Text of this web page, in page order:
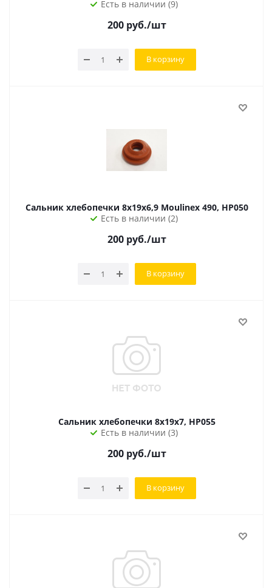
Есть в наличии (9)
200руб./шт
В корзину
Сальник хлебопечки 8х19х6,9 Moulinex 490, HP050
Есть в наличии (2)
200руб./шт
В корзину
Сальник хлебопечки 8х19х7, HP055
Есть в наличии (3)
200руб./шт
В корзину